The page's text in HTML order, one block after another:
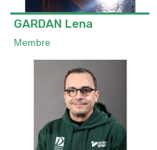
GARDAN Lena
Membre